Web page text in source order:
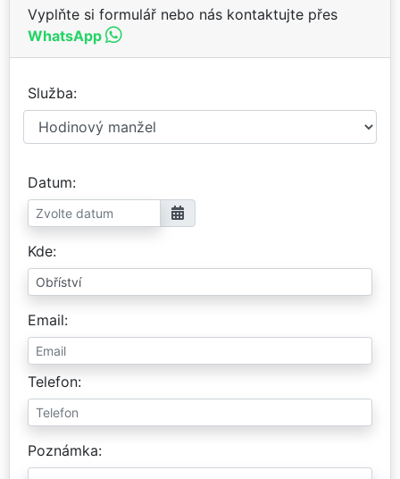
Vyplňte si formulář nebo nás kontaktujte přes
WhatsApp
Služba
Datum
Kde
Email
Telefon
Poznámka